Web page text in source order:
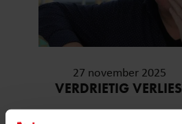
27 november 2025
VERDRIETIG VERLIES